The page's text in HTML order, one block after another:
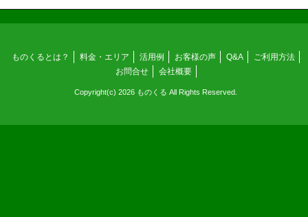
ものくるとは？ 料金・エリア 活用例 お客様の声 Q&A
ご利用方法
お問合せ
会社概要
Copyright(c) 2026 ものくる All Rights Reserved.